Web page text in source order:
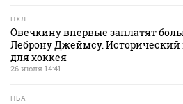
НХЛ
Овечкину впервые заплатят
Леброну Джеймсу.
для хоккея
26 июля 14:41
НБА